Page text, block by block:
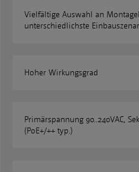
Vielfältige Auswahl an
unterschiedlichste
Hoher Wirkungsgrad
Primärspannung 90..240VAC,
(PoE+/++ typ.)